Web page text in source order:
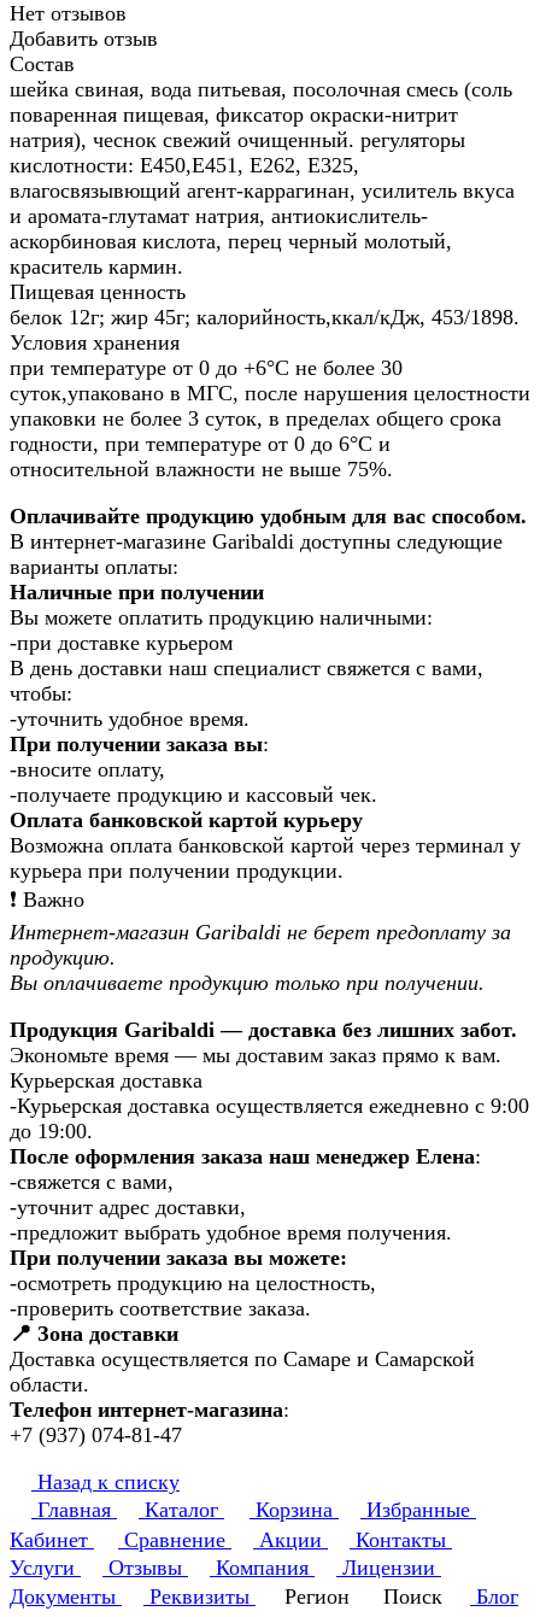
Нет отзывов
Добавить отзыв
Состав
шейка свиная, вода питьевая, посолочная смесь (соль
поваренная пищевая, фиксатор окраски-нитрит
натрия), чеснок свежий очищенный. регуляторы
кислотности: Е450,Е451, Е262, Е325,
влагосвязывющий агент-каррагинан, усилитель вкуса
и аромата-глутамат натрия, антиокислитель-
аскорбиновая кислота, перец черный молотый,
краситель кармин.
Пищевая ценность
белок 12г; жир 45г; калорийность,ккал/кДж, 453/1898.
Условия хранения
при температуре от 0 до +6°С не более 30
суток,упаковано в МГС, после нарушения целостности
упаковки не более 3 суток, в пределах общего срока
годности, при температуре от 0 до 6°С и
относительной влажности не выше 75%.
Оплачивайте продукцию удобным для вас способом.
В интернет-магазине Garibaldi доступны следующие
варианты оплаты:
Наличные при получении
Вы можете оплатить продукцию наличными:
-при доставке курьером
В день доставки наш специалист свяжется с вами,
чтобы:
-уточнить удобное время.
При получении заказа вы:
-вносите оплату,
-получаете продукцию и кассовый чек.
Оплата банковской картой курьеру
Возможна оплата банковской картой через терминал у
курьера при получении продукции.
❗️ Важно
Интернет-магазин Garibaldi не берет предоплату за
продукцию.
Вы оплачиваете продукцию только при получении.
Продукция Garibaldi — доставка без лишних забот.
Экономьте время — мы доставим заказ прямо к вам.
Курьерская доставка
-Курьерская доставка осуществляется ежедневно с 9:00
до 19:00.
После оформления заказа наш менеджер Елена:
-свяжется с вами,
-уточнит адрес доставки,
-предложит выбрать удобное время получения.
При получении заказа вы можете:
-осмотреть продукцию на целостность,
-проверить соответствие заказа.
📍 Зона доставки
Доставка осуществляется по Самаре и Самарской
области.
Телефон интернет-магазина:
+7 (937) 074-81-47
Назад к списку
Главная
Каталог Корзина
Избранные
Кабинет
Сравнение Акции
Контакты
Услуги
Отзывы Компания
Лицензии
Документы
Реквизиты Регион Поиск
Блог